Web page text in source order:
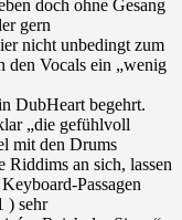
doch ohne Gesang
gern
nicht unbedingt zum
den Vocals ein „wenig
DubHeart begehrt.
„die gefühlvoll
mit den Drums
Riddims an sich, lassen
Passagen
) sehr